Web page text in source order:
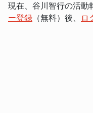
現在、谷川智行の活動
ー登録 （無料）後、 ロ